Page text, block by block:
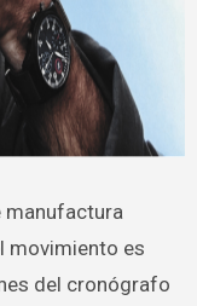
manufactura
movimiento es
del cronógrafo